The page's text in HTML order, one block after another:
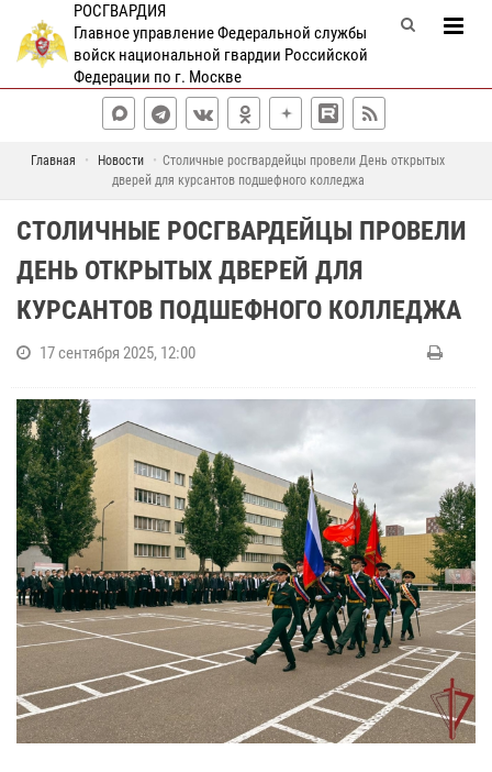
РОСГВАРДИЯ
Главное управление Федеральной службы
войск национальной гвардии Российской
Федерации по г. Москве
Главная Новости
Столичные росгвардейцы провели День открытых
дверей для курсантов подшефного колледжа
СТОЛИЧНЫЕ РОСГВАРДЕЙЦЫ ПРОВЕЛИ
ДЕНЬ ОТКРЫТЫХ ДВЕРЕЙ ДЛЯ
КУРСАНТОВ ПОДШЕФНОГО КОЛЛЕДЖА
17 сентября 2025, 12:00